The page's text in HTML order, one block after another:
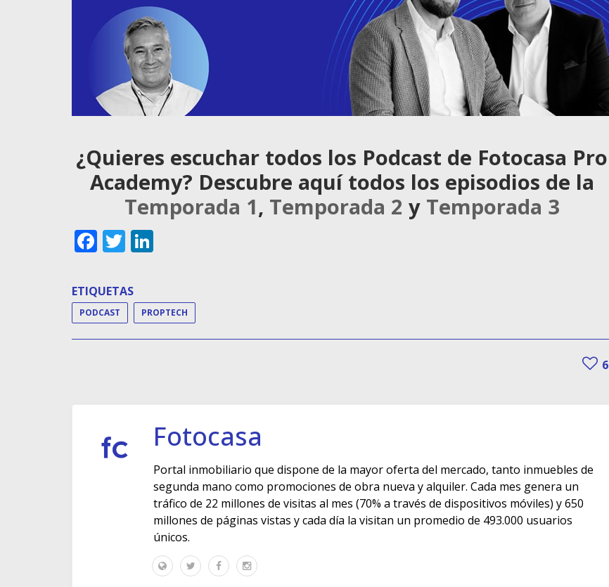
¿Quieres escuchar todos los Podcast de Fotocasa Pro
Academy? Descubre aquí todos los episodios de la
Temporada 1, Temporada 2 y Temporada 3
Facebook
Twitter
ETIQUETAS
PODCAST PROPTECH
6
Fotocasa
Portal inmobiliario que dispone de la mayor oferta del mercado, tanto inmuebles de
segunda mano como promociones de obra nueva y alquiler. Cada mes genera un
tráfico de 22 millones de visitas al mes (70% a través de dispositivos móviles) y 650
millones de páginas vistas y cada día la visitan un promedio de 493.000 usuarios
únicos.